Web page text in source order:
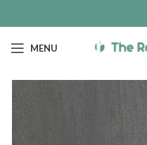
MENU